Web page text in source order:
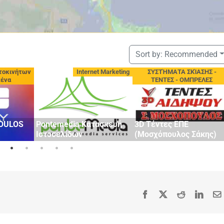
Sort by: Recommended
Internet Marketing
Pontemedia Κατασκευή
Ιστοσελίδων
ΣΥΣΤΉΜΑΤΑ ΣΚΊΑΣΗΣ -
ΤΕΝΤΕΣ - ΟΜΠΡΕΛΕΣ
3D Τέντες ΕΠΕ
(Μοσχόπουλος Σάκης)
Facebook Reddit